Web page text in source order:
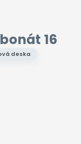
16
deska